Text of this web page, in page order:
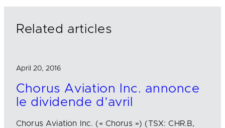
Related articles
April 20, 2016
Chorus Aviation Inc. annonce
le dividende d’avril
Chorus Aviation Inc. (« Chorus ») (TSX: CHR.B,